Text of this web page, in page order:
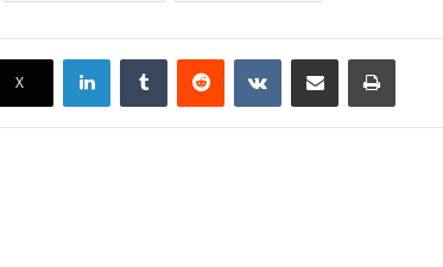
X
LinkedInTumblr Reddit VKontakteCompartir por correo electrónicoImprimir